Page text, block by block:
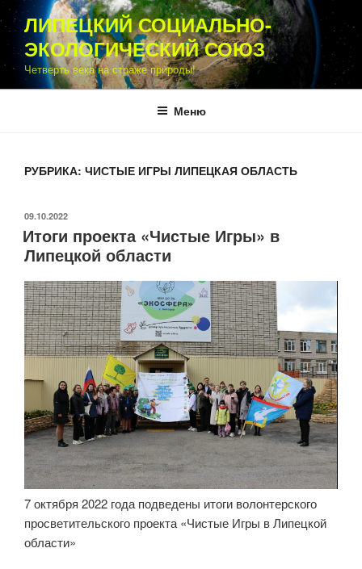
Перейти
содержимому
ЛИПЕЦКИЙ СОЦИАЛЬНО-
ЭКОЛОГИЧЕСКИЙ СОЮЗ
Четверть века на страже природы!
Меню
РУБРИКА: ЧИСТЫЕ ИГРЫ ЛИПЕЦКАЯ ОБЛАСТЬ
ОПУБЛИКОВАНО
09.10.2022
Итоги проекта «Чистые Игры» в
Липецкой области
7 октября 2022 года подведены итоги волонтерского
просветительского проекта «Чистые Игры в Липецкой
области»